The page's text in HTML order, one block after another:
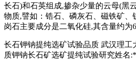
长石)和石英组成,掺杂少量的云母(黑
物质,譬如：锆石、磷灰石、磁铁矿、
岗石主要成分是二氧化硅,其含量约为6
长石钾钠提纯选矿试验品质 武汉理工
质钾钠长石矿选矿提纯试验研究姓名